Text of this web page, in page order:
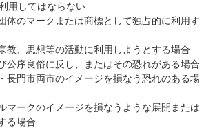
用してはならない
体のマークまたは商標として独占的に利用す
教、思想等の活動に利用しようとする場合
公序良俗に反し、またはその恐れがある場合
長門市両市のイメージを損なう恐れのある場
マークのイメージを損なうような展開または
る場合